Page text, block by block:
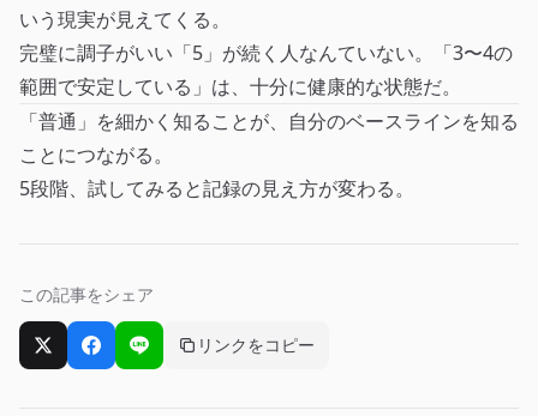
いう現実が見えてくる。
完璧に調子がいい「5」が続く人なんていない。「3〜4の
範囲で安定している」は、十分に健康的な状態だ。
「普通」を細かく知ることが、自分のベースラインを知る
ことにつながる。
5段階、試してみると記録の見え方が変わる。
この記事をシェア
XでシェアFacebookでシェア
LINEでシェアリンクをコピー